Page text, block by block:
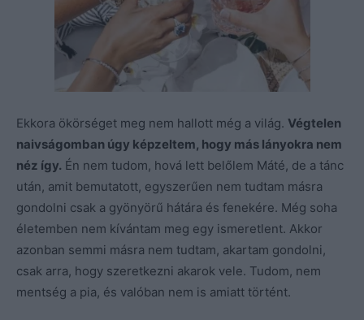
Ekkora ökörséget meg nem hallott még a világ. Végtelen
naivságomban úgy képzeltem, hogy más lányokra nem
néz így. Én nem tudom, hová lett belőlem Máté, de a tánc
után, amit bemutatott, egyszerűen nem tudtam másra
gondolni csak a gyönyörű hátára és fenekére. Még soha
életemben nem kívántam meg egy ismeretlent. Akkor
azonban semmi másra nem tudtam, akartam gondolni,
csak arra, hogy szeretkezni akarok vele. Tudom, nem
mentség a pia, és valóban nem is amiatt történt.